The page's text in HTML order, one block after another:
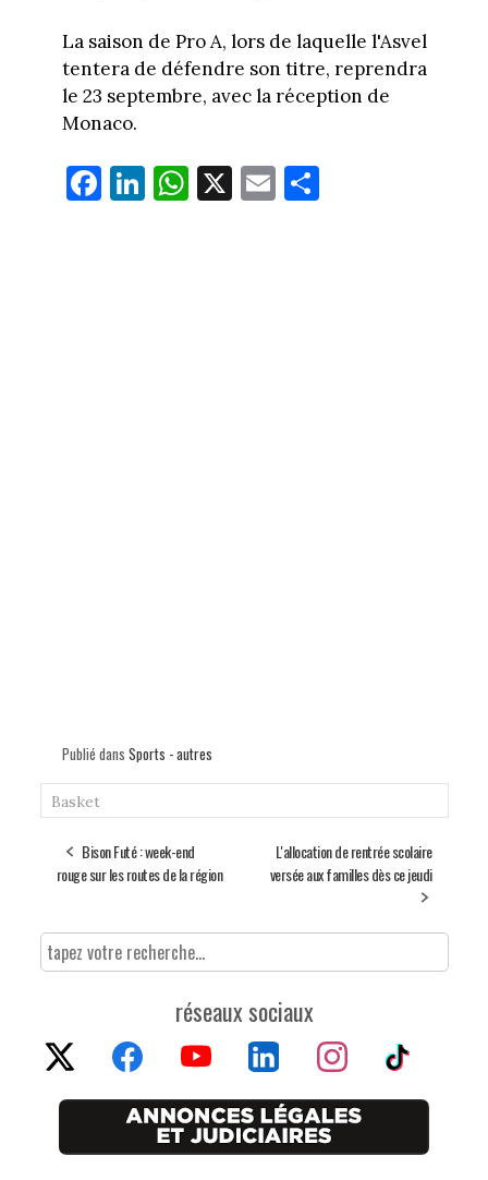
La saison de Pro A, lors de laquelle l'Asvel
tentera de défendre son titre, reprendra
le 23 septembre, avec la réception de
Monaco.
Fa
ce
Li
nk
W
ha
X E
m
Pa
Publié dans Sports - autres
Basket
Bison Futé : week-end
rouge sur les routes de la région
L'allocation de rentrée scolaire
versée aux familles dès ce jeudi
réseaux sociaux